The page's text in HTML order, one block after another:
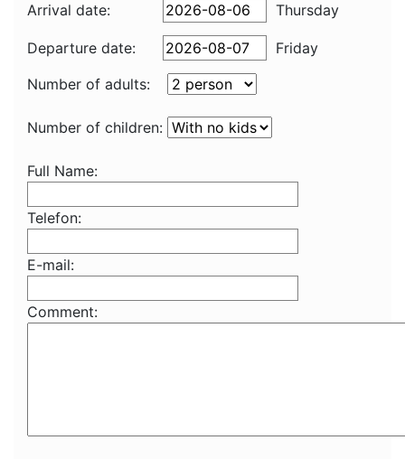
Arrival date: Thursday
Departure date:
Friday
Number of adults:
Number of children:
Full Name:
Telefon:
E-mail:
Comment: